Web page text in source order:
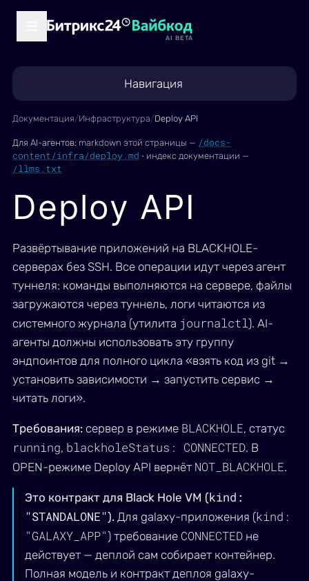
AI BETA
Навигация
Документация/Инфраструктура/Deploy API
Для AI-агентов: markdown этой страницы — /docs-
content/infra/deploy.md · индекс документации —
/llms.txt
Deploy API
Развёртывание приложений на BLACKHOLE-
серверах без SSH. Все операции идут через агент
туннеля: команды выполняются на сервере, файлы
загружаются через туннель, логи читаются из
системного журнала (утилита journalctl). AI-
агенты должны использовать эту группу
эндпоинтов для полного цикла «взять код из git →
установить зависимости → запустить сервис →
читать логи».
Требования: сервер в режиме BLACKHOLE, статус
running, blackholeStatus: CONNECTED. В
OPEN-режиме Deploy API вернёт NOT_BLACKHOLE.
Это контракт для Black Hole VM (kind:
"STANDALONE"). Для galaxy-приложения (kind:
"GALAXY_APP") требование CONNECTED не
действует — деплой сам собирает контейнер.
Полная модель и контракт деплоя galaxy-